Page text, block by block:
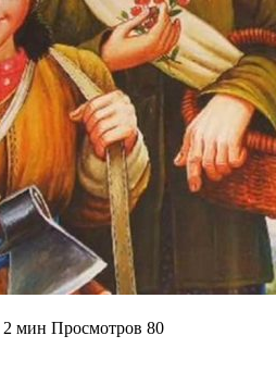
2 мин Просмотров 80